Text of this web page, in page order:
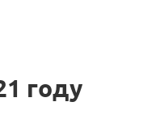
году